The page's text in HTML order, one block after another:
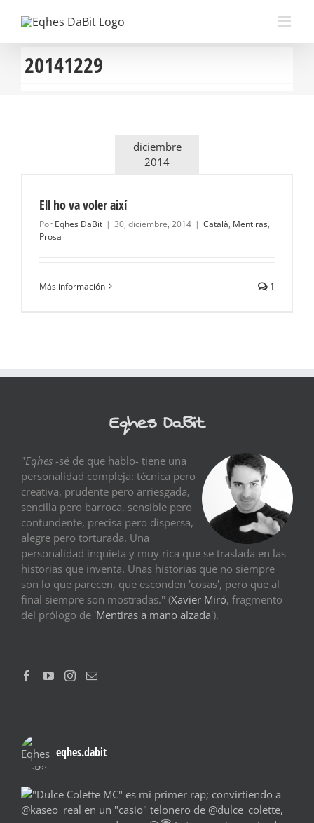
20141229
diciembre
2014
Ell ho va voler així
Por Eqhes DaBit | 30, diciembre, 2014 | Català, Mentiras,
Prosa
Más información 1
Eqhes DaBit
"Eqhes -sé de que hablo- tiene una
personalidad compleja: técnica pero
creativa, prudente pero arriesgada,
sencilla pero barroca, sensible pero
contundente, precisa pero dispersa,
alegre pero torturada. Una
personalidad inquieta y muy rica que se traslada en las
historias que inventa. Unas historias que no siempre
son lo que parecen, que esconden 'cosas', pero que al
final siempre son mostradas." (Xavier Miró, fragmento
del prólogo de 'Mentiras a mano alzada').
eqhes.dabit